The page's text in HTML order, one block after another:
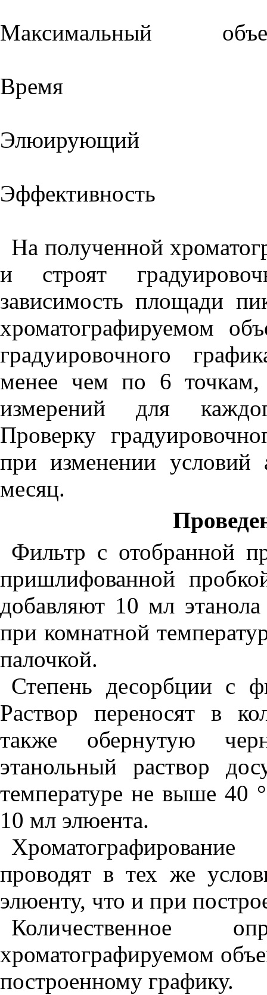
Максимальный
Время
На полученной
и строят
зависимость площади
хроматографируемом
градуировочного
менее чем по 6 точкам,
измерений для
Проверку
при изменении
месяц.
Фильтр с отобранной
пришлифованной
добавляют 10 мл
при комнатной
палочкой.
Степень десорбции с
Раствор переносят в
также обернутую
этанольный раствор
температуре не выше 40
10 мл элюента.
проводят в тех же
элюенту, что и при
Количественное
хроматографируемом
построенному графику.